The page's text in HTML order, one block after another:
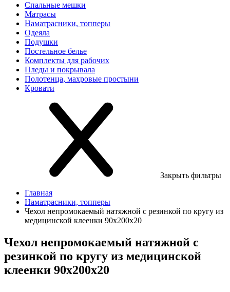
Спальные мешки
Матрасы
Наматрасники, топперы
Одеяла
Подушки
Постельное белье
Комплекты для рабочих
Пледы и покрывала
Полотенца, махровые простыни
Кровати
Закрыть фильтры
Главная
Наматрасники, топперы
Чехол непромокаемый натяжной с резинкой по кругу из
медицинской клеенки 90х200х20
Чехол непромокаемый натяжной с
резинкой по кругу из медицинской
клеенки 90х200х20